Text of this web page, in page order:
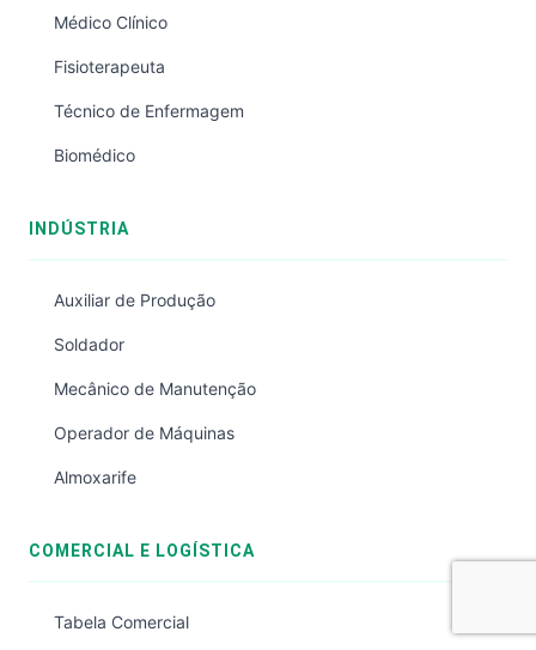
Médico Clínico
Fisioterapeuta
Técnico de Enfermagem
Biomédico
INDÚSTRIA
Auxiliar de Produção
Soldador
Mecânico de Manutenção
Operador de Máquinas
Almoxarife
COMERCIAL E LOGÍSTICA
Tabela Comercial